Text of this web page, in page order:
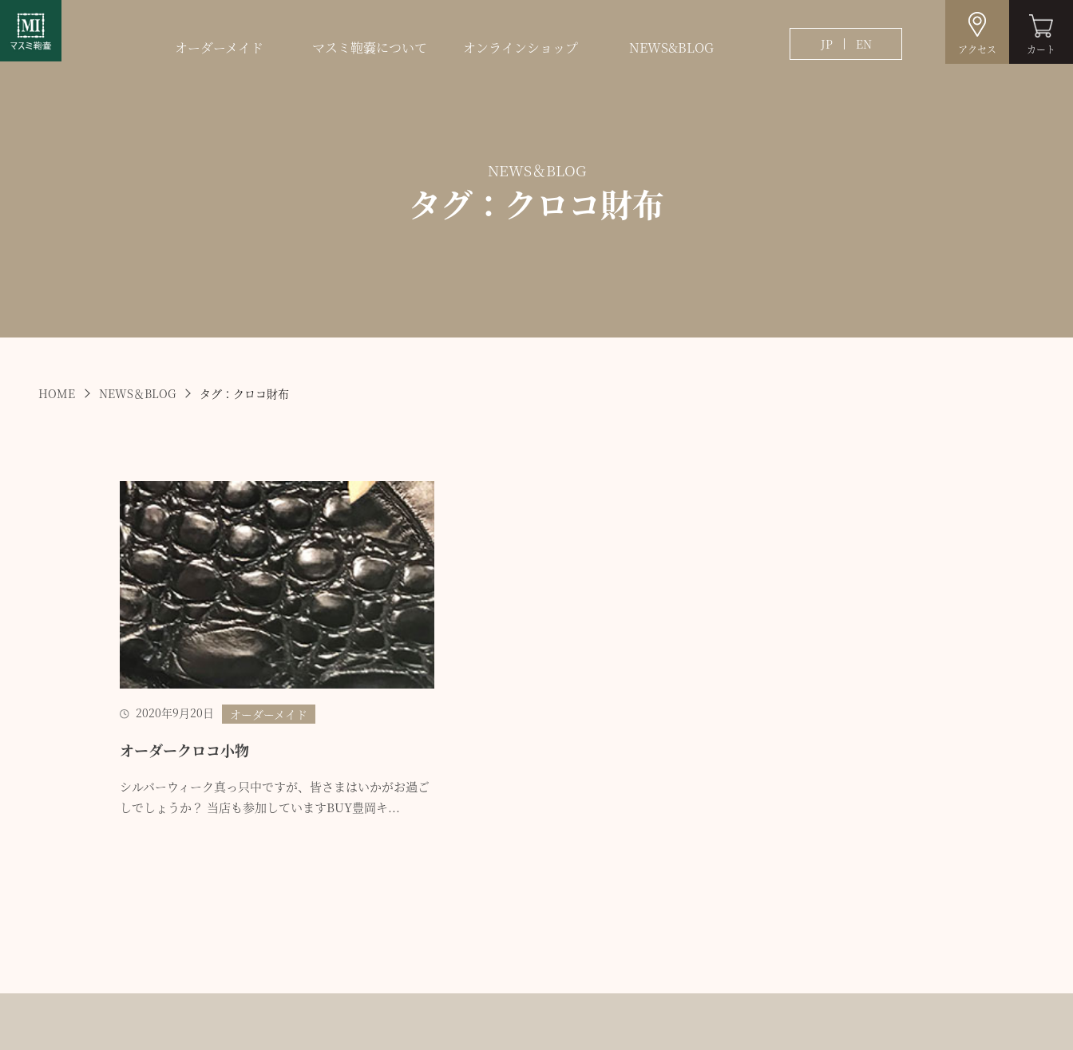
オーダーメイド マスミ鞄嚢について オンラインショップ NEWS&BLOG JP EN アクセス カート
NEWS＆BLOG
タグ：クロコ財布
HOME NEWS＆BLOG タグ：クロコ財布
2020年9月20日 オーダーメイド
オーダークロコ小物
シルバーウィーク真っ只中ですが、皆さまはいかがお過ご
しでしょうか？ 当店も参加していますBUY豊岡キ...